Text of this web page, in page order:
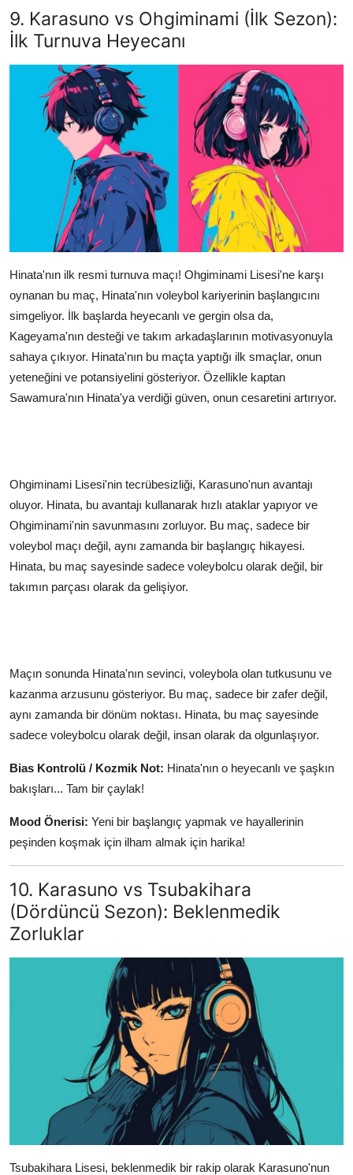
9. Karasuno vs Ohgiminami (İlk Sezon):
İlk Turnuva Heyecanı
Hinata'nın ilk resmi turnuva maçı! Ohgiminami Lisesi'ne karşı
oynanan bu maç, Hinata'nın voleybol kariyerinin başlangıcını
simgeliyor. İlk başlarda heyecanlı ve gergin olsa da,
Kageyama'nın desteği ve takım arkadaşlarının motivasyonuyla
sahaya çıkıyor. Hinata'nın bu maçta yaptığı ilk smaçlar, onun
yeteneğini ve potansiyelini gösteriyor. Özellikle kaptan
Sawamura'nın Hinata'ya verdiği güven, onun cesaretini artırıyor.
Ohgiminami Lisesi'nin tecrübesizliği, Karasuno'nun avantajı
oluyor. Hinata, bu avantajı kullanarak hızlı ataklar yapıyor ve
Ohgiminami'nin savunmasını zorluyor. Bu maç, sadece bir
voleybol maçı değil, aynı zamanda bir başlangıç hikayesi.
Hinata, bu maç sayesinde sadece voleybolcu olarak değil, bir
takımın parçası olarak da gelişiyor.
Maçın sonunda Hinata'nın sevinci, voleybola olan tutkusunu ve
kazanma arzusunu gösteriyor. Bu maç, sadece bir zafer değil,
aynı zamanda bir dönüm noktası. Hinata, bu maç sayesinde
sadece voleybolcu olarak değil, insan olarak da olgunlaşıyor.
Bias Kontrolü / Kozmik Not: Hinata'nın o heyecanlı ve şaşkın
bakışları... Tam bir çaylak!
Mood Önerisi: Yeni bir başlangıç yapmak ve hayallerinin
peşinden koşmak için ilham almak için harika!
10. Karasuno vs Tsubakihara
(Dördüncü Sezon): Beklenmedik
Zorluklar
Tsubakihara Lisesi, beklenmedik bir rakip olarak Karasuno'nun